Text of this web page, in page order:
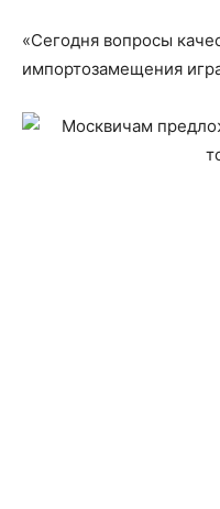
«Сегодня вопросы
импортозамещения